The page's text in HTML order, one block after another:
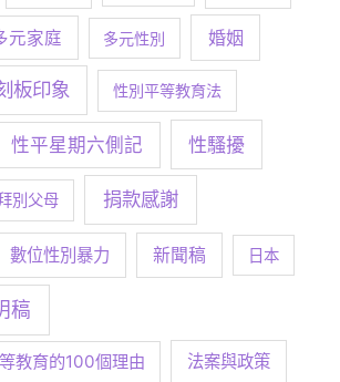
元家庭 多元性別 婚姻
板印象 性別平等教育法
性平星期六側記 性騷擾
別父母 捐款感謝
數位性別暴力 新聞稿 日本
稿
教育的100個理由 法案與政策